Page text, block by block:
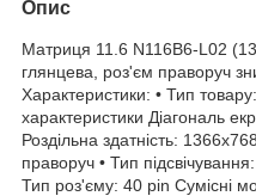
Опис
Матриця 11.6 N116B6-L02
глянцева, роз'єм праворуч
Характеристики: • Тип
характеристики Діагональ
Роздільна здатність:
праворуч • Тип
Тип роз'єму: 40 pin Сумісні